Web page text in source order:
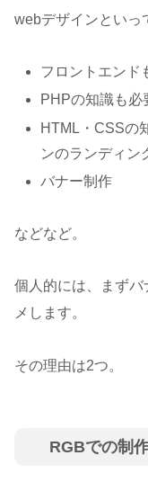
webデザインといっ
フロントエンド
PHPの知識も必
HTML・CSSの
ンのランディン
バナー制作
などなど。
個人的には、まずバ
メします。
その理由は2つ。
RGBでの制